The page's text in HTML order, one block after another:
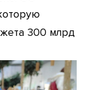
300 млрд